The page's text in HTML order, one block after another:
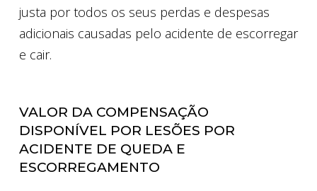
justa por todos os seus perdas e despesas
adicionais causadas pelo acidente de escorregar
e cair.
VALOR DA COMPENSAÇÃO
DISPONÍVEL POR LESÕES POR
ACIDENTE DE QUEDA E
ESCORREGAMENTO